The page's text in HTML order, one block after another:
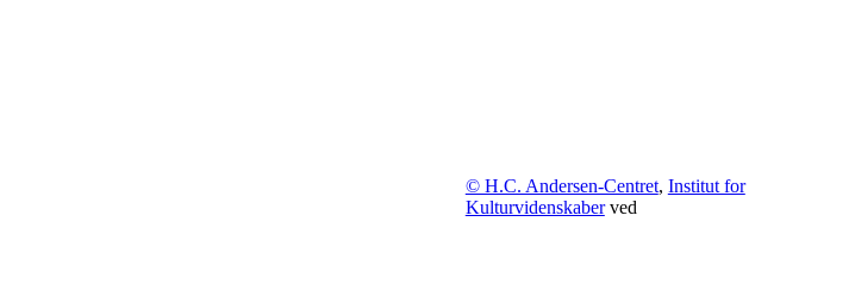
© H.C. Andersen-Centret, Institut for
Kulturvidenskaberved